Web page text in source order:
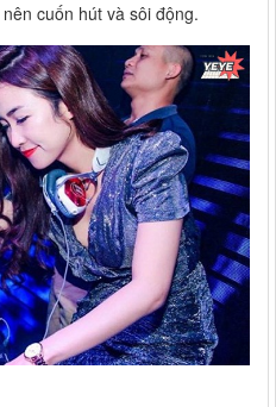
cuốn hút và sôi động.